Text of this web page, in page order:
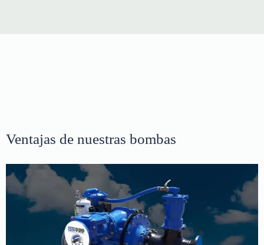
Ventajas de nuestras bombas